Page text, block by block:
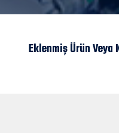
Eklenmiş Ürün